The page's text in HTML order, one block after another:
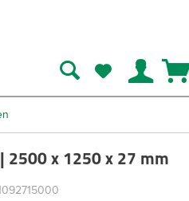
2500 x 1250 x 27 mm